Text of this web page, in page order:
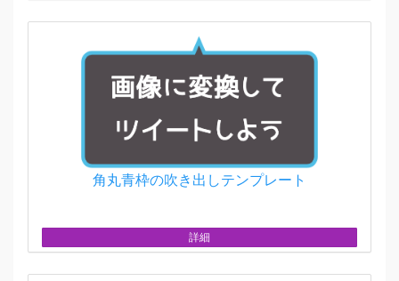
角丸青枠の吹き出しテンプレート
詳細